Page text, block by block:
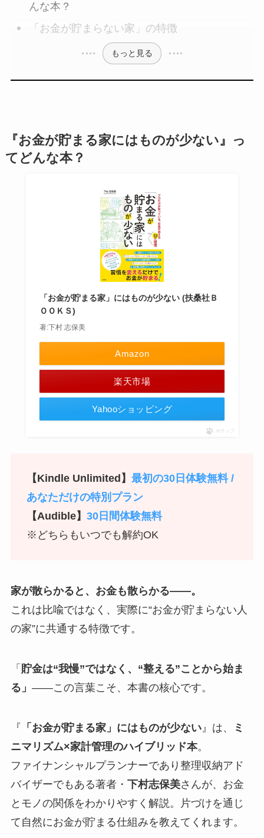
んな本？
「お金が貯まらない家」の特徴
もっと見る
『お金が貯まる家にはものが少ない』っ
てどんな本？
「お金が貯まる家」にはものが少ない (扶桑社Ｂ
ＯＯＫＳ)
著:下村 志保美
Amazon
楽天市場
Yahooショッピング
ポチップ
【Kindle Unlimited】 最初の30日体験無料 /
あなただけの特別プラン
【Audible】 30日間体験無料
※どちらもいつでも解約OK
家が散らかると、お金も散らかる——。
これは比喩ではなく、実際に“お金が貯まらない人
の家”に共通する特徴です。
「 貯金は“我慢”ではなく、“整える”ことから始ま
る」 ——この言葉こそ、本書の核心です。
『 「お金が貯まる家」にはものが少ない』は、
ミ
ニマリズム×家計管理のハイブリッド本。
ファイナンシャルプランナーであり整理収納アド
バイザーでもある著者・ 下村志保美さんが、お金
とモノの関係をわかりやすく解説。片づけを通じ
て自然にお金が貯まる仕組みを教えてくれます。